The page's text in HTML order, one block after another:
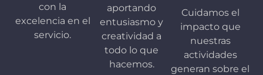
con la
excelencia en el
servicio.
aportando
entusiasmo y
creatividad a
todo lo que
hacemos.
Cuidamos el
impacto que
nuestras
actividades
generan sobre el